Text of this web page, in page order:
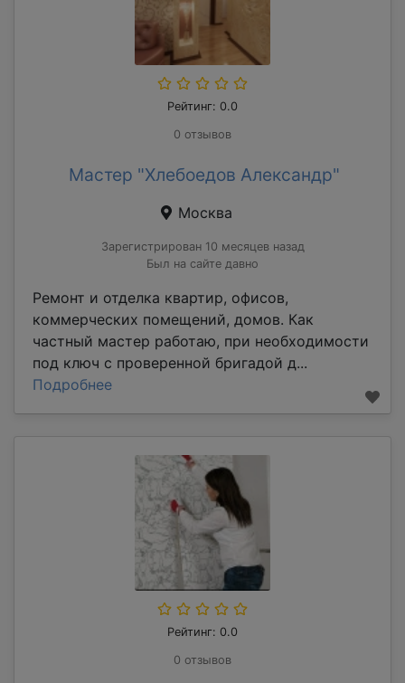
Рейтинг: 0.0
0 отзывов
Мастер "Хлебоедов Александр"
Москва
Зарегистрирован 10 месяцев назад
Был на сайте давно
Ремонт и отделка квартир, офисов,
коммерческих помещений, домов. Как
частный мастер работаю, при необходимости
под ключ с проверенной бригадой д...
Подробнее
Рейтинг: 0.0
0 отзывов